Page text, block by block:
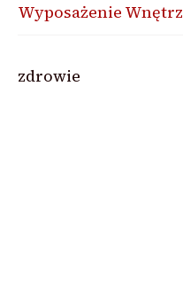
Wyposażenie Wnętrz
zdrowie